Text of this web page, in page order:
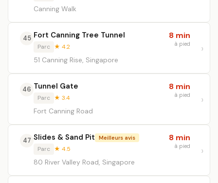
Canning Walk
45 Fort Canning Tree Tunnel
Parc ★ 4.2
51 Canning Rise, Singapore
8 min
à pied
46 Tunnel Gate
Parc ★ 3.4
Fort Canning Road
8 min
à pied
47 Slides & Sand Pit Meilleurs avis
Parc ★ 4.5
80 River Valley Road, Singapore
8 min
à pied